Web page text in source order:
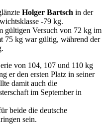
Holger Bartsch in der
-79 kg.
gültigen Versuch von 72 kg im
75 kg war gültig, während der
von 104, 107 und 110 kg
er den ersten Platz in seiner
damit auch die
im September in
beide die deutsche
sein.